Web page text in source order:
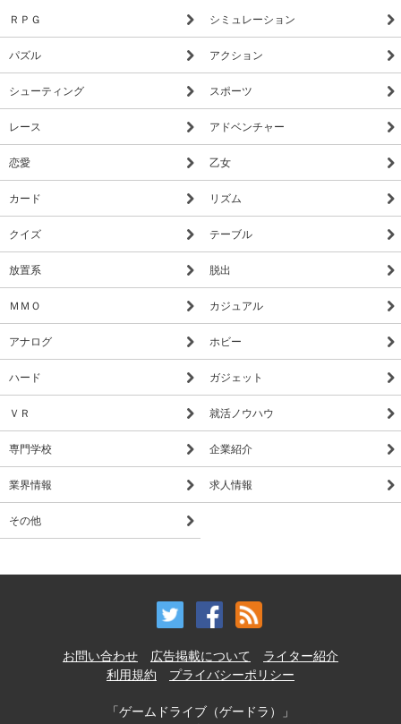
ＲＰＧ シミュレーション
パズル アクション
シューティング スポーツ
レース アドベンチャー
恋愛 乙女
カード リズム
クイズ テーブル
放置系 脱出
ＭＭＯ カジュアル
アナログ ホビー
ハード ガジェット
ＶＲ 就活ノウハウ
専門学校 企業紹介
業界情報 求人情報
その他
お問い合わせ 広告掲載について
ライター紹介
利用規約
プライバシーポリシー
「ゲームドライブ（ゲードラ）」